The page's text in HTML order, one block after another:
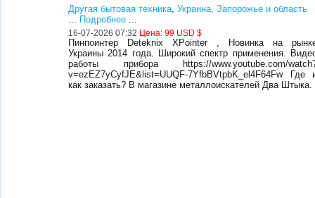
Другая бытовая техника,Украина, Запорожье и область
... Подробнее ...
16-07-2026 07:32 Цена:99 USD $
Пинпоинтер Deteknix XPointer , Новинка на
Украины 2014 года. Широкий спектр применения.
работы прибора https://www.youtube.com/
v=ezEZ7yCyfJE&list=UUQF-7YfbBVtpbK_el4F64Fw Где
как заказать? В магазине металлоискателей Два Штыка.